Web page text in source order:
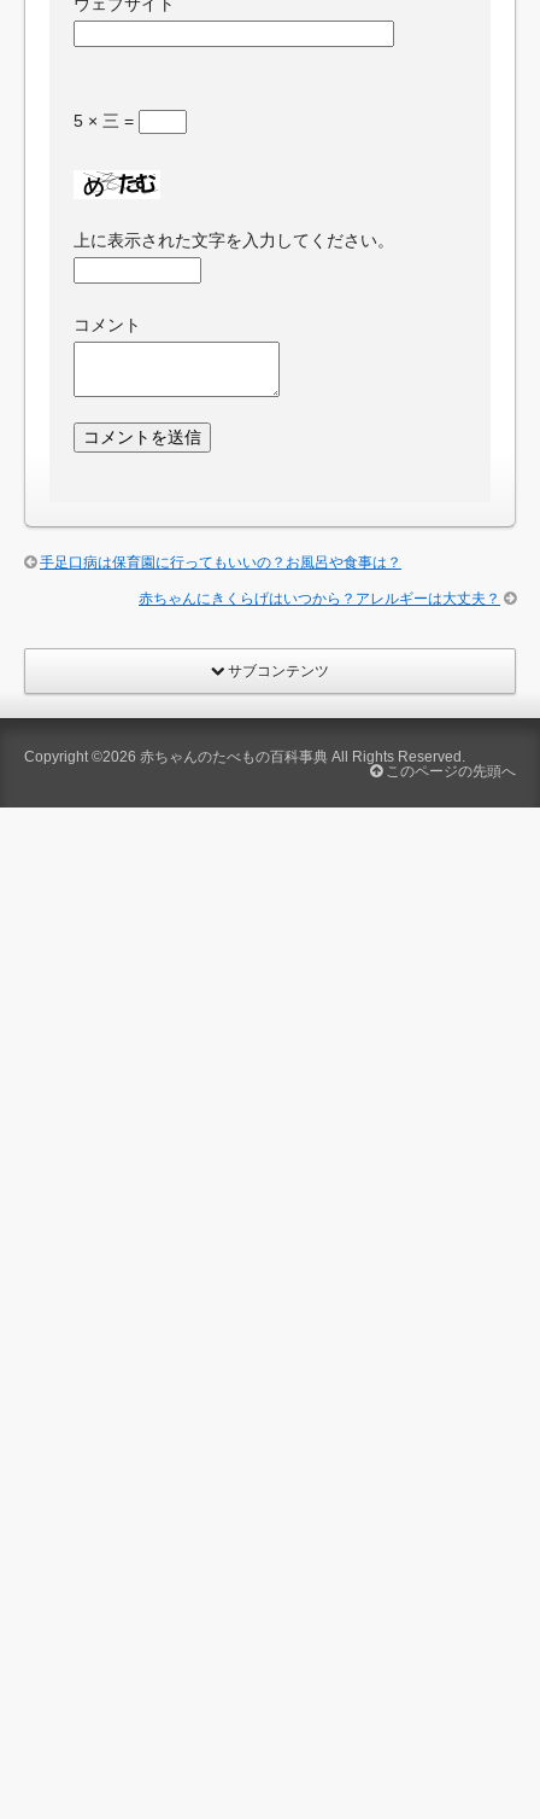
ウェブサイト
5 × 三 =
上に表示された文字を入力してください。
コメント
手足口病は保育園に行ってもいいの？お風呂や食事は？
赤ちゃんにきくらげはいつから？アレルギーは大丈夫？
サブコンテンツ
Copyright ©2026 赤ちゃんのたべもの百科事典 All Rights Reserved.
このページの先頭へ